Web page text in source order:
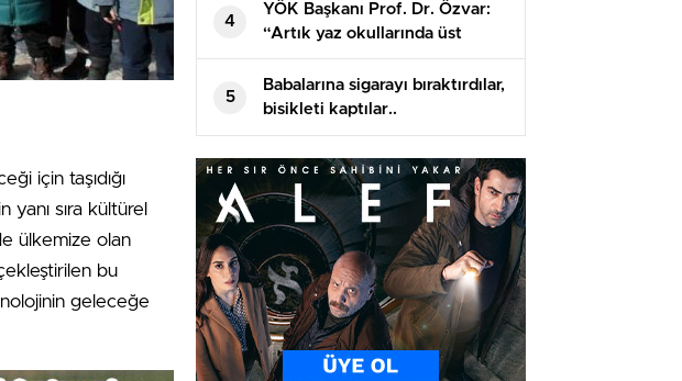
için taşıdığı
sıra kültürel
ülkemize olan
bu
geleceğe
4
YÖK Başkanı Prof. Dr. Özvar:
“Artık yaz okullarında üst
sınıflardan da ders alınabilmeli”
5
Babalarına sigarayı bıraktırdılar,
bisikleti kaptılar..